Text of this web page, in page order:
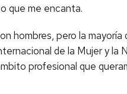
que me encanta.
hombres, pero la
de la Mujer y
profesional que